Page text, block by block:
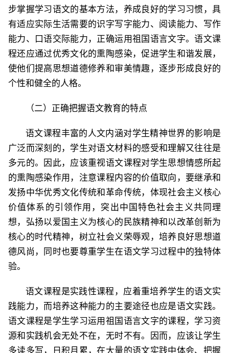
步掌握学习语文的基本方法，养成良好的学习习惯，具
有适应实际生活需要的识字写字能力、阅读能力、写作
能力、口语交际能力，正确运用祖国语言文字。语文课
程还应通过优秀文化的熏陶感染，促进学生和谐发展，
使他们提高思想道德修养和审美情趣，逐步形成良好的
个性和健全的人格。
（二）正确把握语文教育的特点
语文课程丰富的人文内涵对学生精神世界的影响是
广泛而深刻的，学生对语文材料的感受和理解又往往是
多元的。因此，应该重视语文课程对学生思想情感所起
的熏陶感染作用，注意课程内容的价值取向，要继承和
发扬中华优秀文化传统和革命传统，体现社会主义核心
价值体系的引领作用，突出中国特色社会主义共同理
想，弘扬以爱国主义为核心的民族精神和以改革创新为
核心的时代精神，树立社会义荣辱观，培养良好思想道
德风尚，同时也要尊重学生在语文学习过程中的独特体
验。
语文课程是实践性课程，应着重培养学生的语文实
践能力，而培养这种能力的主要途径也应是语文实践。
语文课程是学生学习运用祖国语言文字的课程，学习资
源和实践机会无处不在，无时不有。因而，应该让学生
多读多写，日积月累，在大量的语文实践中体会、把握